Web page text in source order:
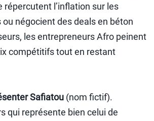
répercutent l’inflation sur les
négocient des deals en béton
les entrepreneurs Afro peinent
compétitifs tout en restant
Safiatou (nom fictif).
qui représente bien celui de